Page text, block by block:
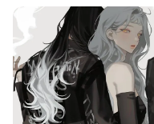
这不就是明着告诉你要拼数
那么槲寄生和14诗这类角色
人氪佬37秒天秒地，我的一
重返未来1.4新主线征集活动